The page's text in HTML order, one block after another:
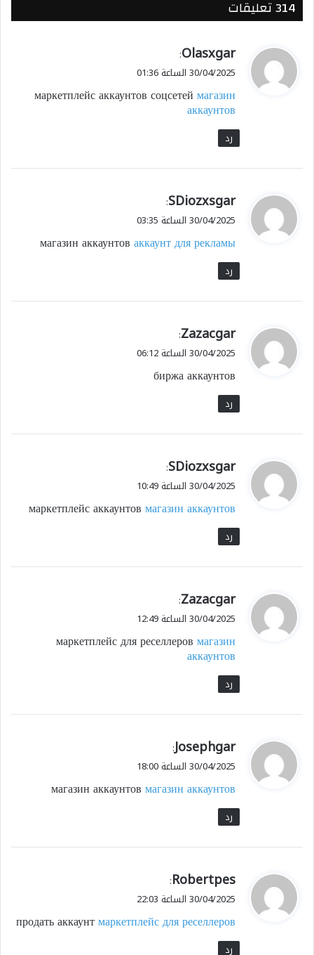
‫314 تعليقات
ي
ق
ل
Olasxgar
:
30/04/2025 الساعة 01:36
маркетплейс аккаунтов соцсетеймагазин
аккаунтов
رد
ي
ق
ل
SDiozxsgar
:
30/04/2025 الساعة 03:35
магазин аккаунтоваккаунт для рекламы
رد
ي
ق
ل
Zazacgar
:
30/04/2025 الساعة 06:12
биржа аккаунтов
رد
ي
ق
ل
SDiozxsgar
:
30/04/2025 الساعة 10:49
маркетплейс аккаунтовмагазин аккаунтов
رد
ي
ق
ل
Zazacgar
:
30/04/2025 الساعة 12:49
маркетплейс для реселлеровмагазин
аккаунтов
رد
ي
ق
ل
Josephgar
:
30/04/2025 الساعة 18:00
магазин аккаунтовмагазин аккаунтов
رد
ي
ق
ل
Robertpes
:
30/04/2025 الساعة 22:03
продать аккаунтмаркетплейс для реселлеров
رد